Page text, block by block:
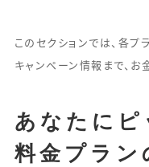
このセクションでは、各プ
キャンペーン情報まで、お
あなたにピ
料金プラン